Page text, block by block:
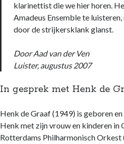
klarinettist die we hier horen.
Amadeus Ensemble te
door de strijkersklank glanst.
Door Aad van der Ven
Luister, augustus 2007
In gesprek met Henk de
Henk de Graaf (1949) is geboren
Henk met zijn vrouw en kinderen
Rotterdams Philharmonisch Orkest